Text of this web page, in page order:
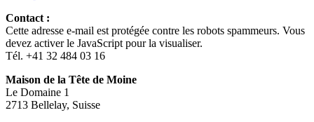
Contact :
Cette adresse e-mail est protégée contre les robots spammeurs. Vous
devez activer le JavaScript pour la visualiser.
Tél. +41 32 484 03 16
Maison de la Tête de Moine
Le Domaine 1
2713 Bellelay, Suisse